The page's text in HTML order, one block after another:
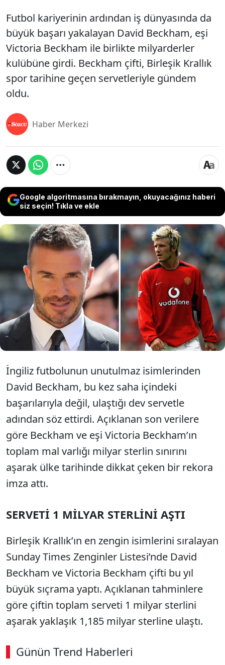
Futbol kariyerinin ardından iş dünyasında da
büyük başarı yakalayan David Beckham, eşi
Victoria Beckham ile birlikte milyarderler
kulübüne girdi. Beckham çifti, Birleşik Krallık
spor tarihine geçen servetleriyle gündem
oldu.
Haber Merkezi
Google algoritmasına bırakmayın, okuyacağınız haberi
siz seçin! Tıkla ve ekle
Futbol kariyerinin ardından iş dünyasında da
büyük başarı yakalayan David Beckham, eşi
Victoria Beckham ile birlikte milyarderler
kulübüne girdi. Beckham çifti, Birleşik Krallık
spor tarihine geçen servetleriyle gündem
oldu.
İngiliz futbolunun unutulmaz isimlerinden
David Beckham, bu kez saha içindeki
başarılarıyla değil, ulaştığı dev servetle
adından söz ettirdi. Açıklanan son verilere
göre Beckham ve eşi Victoria Beckham’ın
toplam mal varlığı milyar sterlin sınırını
aşarak ülke tarihinde dikkat çeken bir rekora
imza attı.
SERVETİ 1 MİLYAR STERLİNİ AŞTI
Birleşik Krallık’ın en zengin isimlerini sıralayan
Sunday Times Zenginler Listesi’nde David
Beckham ve Victoria Beckham çifti bu yıl
büyük sıçrama yaptı. Açıklanan tahminlere
göre çiftin toplam serveti 1 milyar sterlini
aşarak yaklaşık 1,185 milyar sterline ulaştı.
Günün Trend Haberleri